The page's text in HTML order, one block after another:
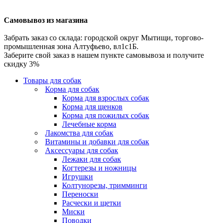
Самовывоз из магазина
Забрать заказ со склада: городской округ Мытищи, торгово-
промышленная зона Алтуфьево, вл1с1Б.
Заберите свой заказ в нашем пункте самовывоза и получите
скидку 3%
Товары для собак
Корма для собак
Корма для взрослых собак
Корма для щенков
Корма для пожилых собак
Лечебные корма
Лакомства для собак
Витамины и добавки для собак
Аксессуары для собак
Лежаки для собак
Когтерезы и ножницы
Игрушки
Колтунорезы, тримминги
Переноски
Расчески и щетки
Миски
Поводки